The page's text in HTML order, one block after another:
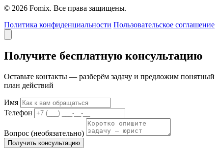
© 2026 Fomix. Все права защищены.
Политика конфиденциальности Пользовательское соглашение
Получите бесплатную консультацию
Оставьте контакты — разберём задачу и предложим понятный
план действий
Имя
Телефон
Вопрос (необязательно)
Получить консультацию